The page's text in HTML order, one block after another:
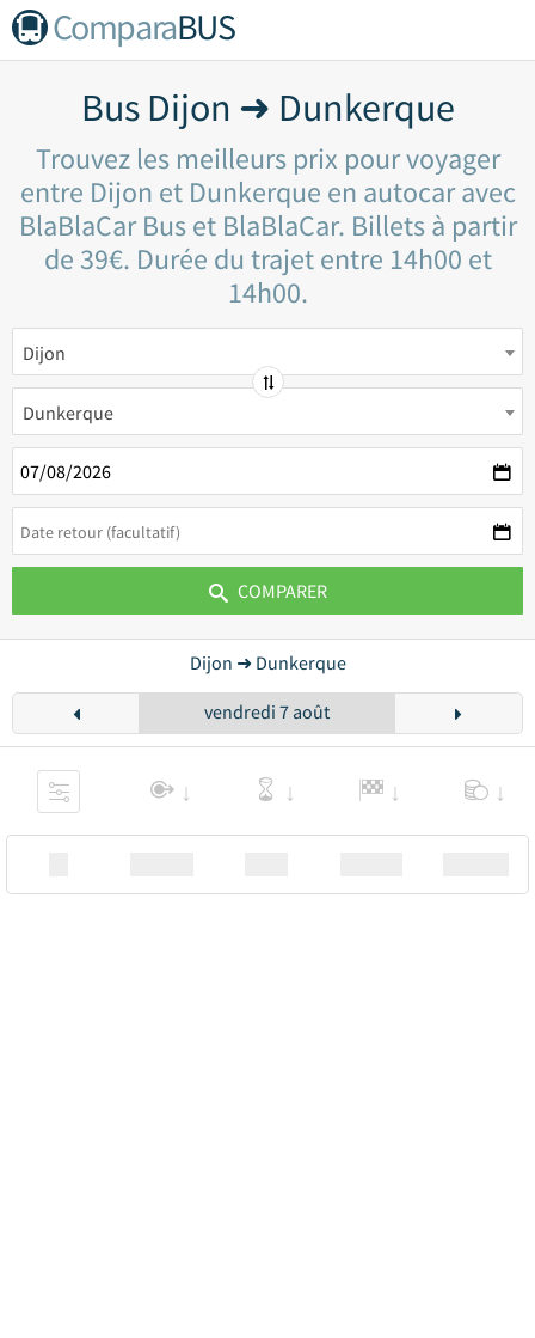
ComparaBUS
Bus Dijon ➜ Dunkerque
Trouvez les meilleurs prix pour voyager
entre Dijon et Dunkerque en autocar avec
BlaBlaCar Bus et BlaBlaCar. Billets à partir
de 39€. Durée du trajet entre 14h00 et
14h00.
Dijon
Dunkerque
COMPARER
Dijon ➜ Dunkerque
vendredi 7 août